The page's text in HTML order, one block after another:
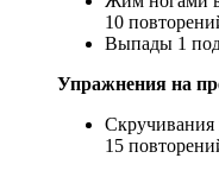
10
Выпады 1
Упражнения на
Скручивания
15